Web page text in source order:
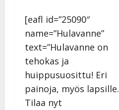
[eafl id=”25090″
name=”Hulavanne”
text=”Hulavanne on
tehokas ja
huippusuosittu! Eri
painoja, myös lapsille.
Tilaa nyt